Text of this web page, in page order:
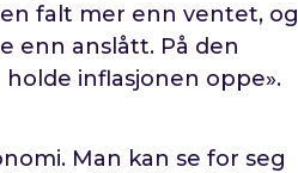
falt mer enn ventet, og
enn anslått. På den
inflasjonen oppe».
Man kan se for seg